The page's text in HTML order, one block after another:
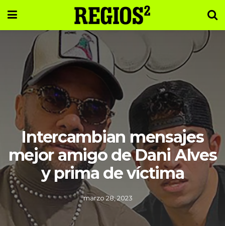
Intercambian mensajes
mejor amigo de Dani Alves
y prima de víctima
marzo 28, 2023